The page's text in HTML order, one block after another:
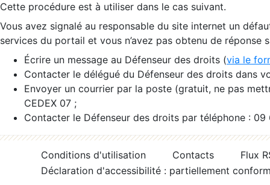
Cette procédure est à utiliser dans le cas suivant.
Vous avez signalé au responsable du site internet un
services du portail et vous n’avez pas obtenu de réponse
Écrire un message au Défenseur des droits (via le
Contacter le délégué du Défenseur des droits dans
Envoyer un courrier par la poste (gratuit, ne pas
CEDEX 07 ;
Contacter le Défenseur des droits par téléphone :
Conditions d'utilisation Contacts
Flux
Déclaration d'accessibilité : partiellement